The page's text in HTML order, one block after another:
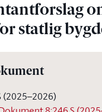
statlig
(2025–2026)